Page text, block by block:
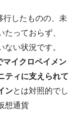
行したものの、未
っておらず、
ない状況です。
イクロペイメン
ティに支えられて
ンとは対照的でし
想通貨